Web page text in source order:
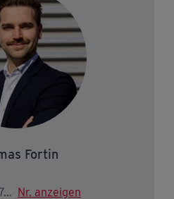
Fortin
T. +43 5574 403-2223 Nr. anzeigen